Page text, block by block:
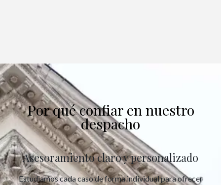
Por qué confiar en nuestro
despacho
Asesoramiento claro y personalizado
Estudiamos cada caso de forma individual para ofrecer